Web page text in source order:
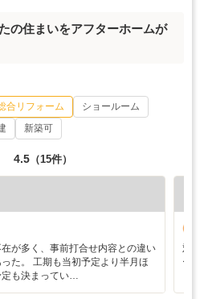
の住まいをアフターホームが
合リフォーム
ショールーム
新築可
4.5 （15件）
が多く、事前打合せ内容との違い
た。 工期も当初予定より半月ほ
定も決まってい…
対
ー